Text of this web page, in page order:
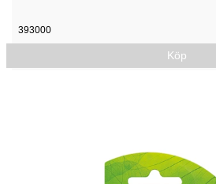
393000
Köp